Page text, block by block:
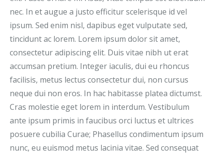
nec. In et augue a justo efficitur scelerisque id vel
ipsum. Sed enim nisl, dapibus eget vulputate sed,
tincidunt ac lorem. Lorem ipsum dolor sit amet,
consectetur adipiscing elit. Duis vitae nibh ut erat
accumsan pretium. Integer iaculis, dui eu rhoncus
facilisis, metus lectus consectetur dui, non cursus
neque dui non eros. In hac habitasse platea dictumst.
Cras molestie eget lorem in interdum. Vestibulum
ante ipsum primis in faucibus orci luctus et ultrices
posuere cubilia Curae; Phasellus condimentum ipsum
nunc, eu euismod metus lacinia vitae. Sed consequat